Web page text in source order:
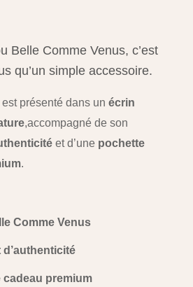
Belle Comme Venus, c’est
qu’un simple accessoire.
présenté dans un écrin
,accompagné de son
et d’une pochette
.
Comme Venus
cadeau premium